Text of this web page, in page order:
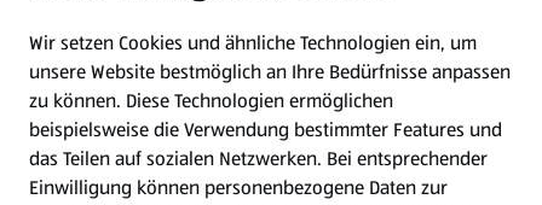
WhatsApp
Gewinnspiele
Mein HOFER. Meine Einkäufe.
Wir setzen Cookies und ähnliche Technologien ein, um
unsere Website bestmöglich an Ihre Bedürfnisse anpassen
zu können. Diese Technologien ermöglichen
beispielsweise die Verwendung bestimmter Features und
das Teilen auf sozialen Netzwerken. Bei entsprechender
Einwilligung können personenbezogene Daten zur